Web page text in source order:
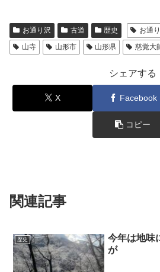
お通り沢 古道 歴史 お通
山寺
山形市 山形県 慈覚大
シェアする
X Facebook
コピー
関連記事
歴史
今年は地味
が